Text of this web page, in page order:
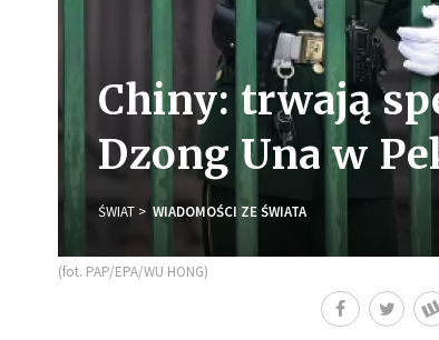
Chiny: trwają
Dzong Una w
ŚWIAT WIADOMOŚCI ZE ŚWIATA
(fot. PAP/EPA/WU HONG)